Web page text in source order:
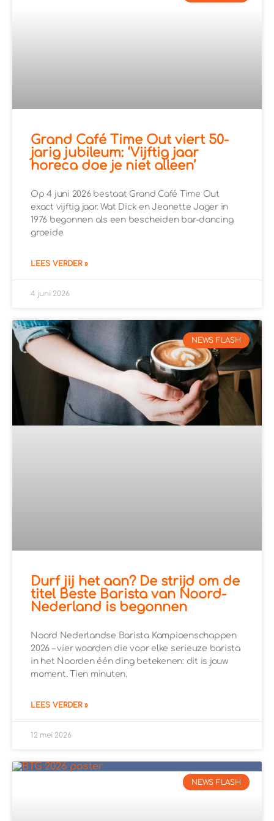
Grand Café Time Out viert 50-
jarig jubileum: ‘Vijftig jaar
horeca doe je niet alleen’
Op 4 juni 2026 bestaat Grand Café Time Out
exact vijftig jaar. Wat Dick en Jeanette Jager in
1976 begonnen als een bescheiden bar-dancing
groeide
LEES VERDER »
4 juni 2026
NEWS FLASH
Durf jij het aan? De strijd om de
titel Beste Barista van Noord-
Nederland is begonnen
Noord Nederlandse Barista Kampioenschappen
2026 – vier woorden die voor elke serieuze barista
in het Noorden één ding betekenen: dit is jouw
moment. Tien minuten.
LEES VERDER »
12 mei 2026
NEWS FLASH